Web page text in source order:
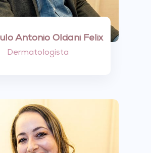
Antonio Oldani Felix
Dermatologista